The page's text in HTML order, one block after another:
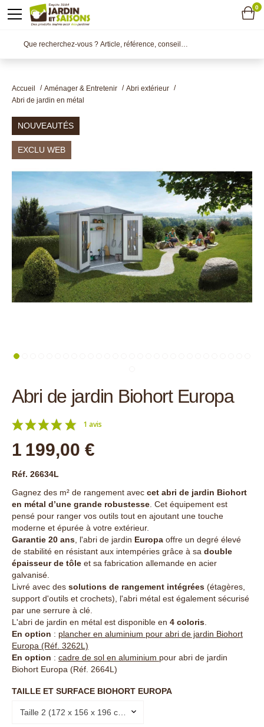
Accueil Aménager & Entretenir
Abri extérieur
Abri de jardin en métal
NOUVEAUTÉS
EXCLU WEB
Abri de jardin Biohort Europa
1 avis
1 199,00 €
Réf. 26634L
Gagnez des m² de rangement avec cet abri de jardin Biohort
en métal d’une grande robustesse . Cet équipement est
pensé pour ranger vos outils tout en ajoutant une touche
moderne et épurée à votre extérieur.
Garantie 20 ans , l'abri de jardin Europa offre un degré élevé
de stabilité en résistant aux intempéries grâce à sa double
épaisseur de tôle et sa fabrication allemande en acier
galvanisé.
Livré avec des solutions de rangement intégrées (étagères,
support d'outils et crochets), l'abri métal est également sécurisé
par une serrure à clé.
L'abri de jardin en métal est disponible en 4 coloris
En option : plancher en aluminium pour abri de jardin Biohort
Europa (Réf. 3262L)
En option : cadre de sol en aluminium pour abri de jardin
Biohort Europa (Réf. 2664L)
TAILLE ET SURFACE BIOHORT EUROPA
Taille 2 (172 x 156 x 196 cm - 2,2 m²)
0